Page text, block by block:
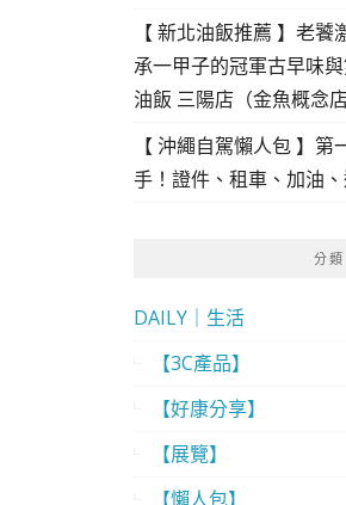
【 新北油飯推薦 】老
承一甲子的冠軍古早味
油飯 三陽店（金魚概念店
【 沖繩自駕懶人包 】
手！證件、租車、加油
分類
DAILY｜生活
【3C產品】
【好康分享】
【展覽】
【懶人包】